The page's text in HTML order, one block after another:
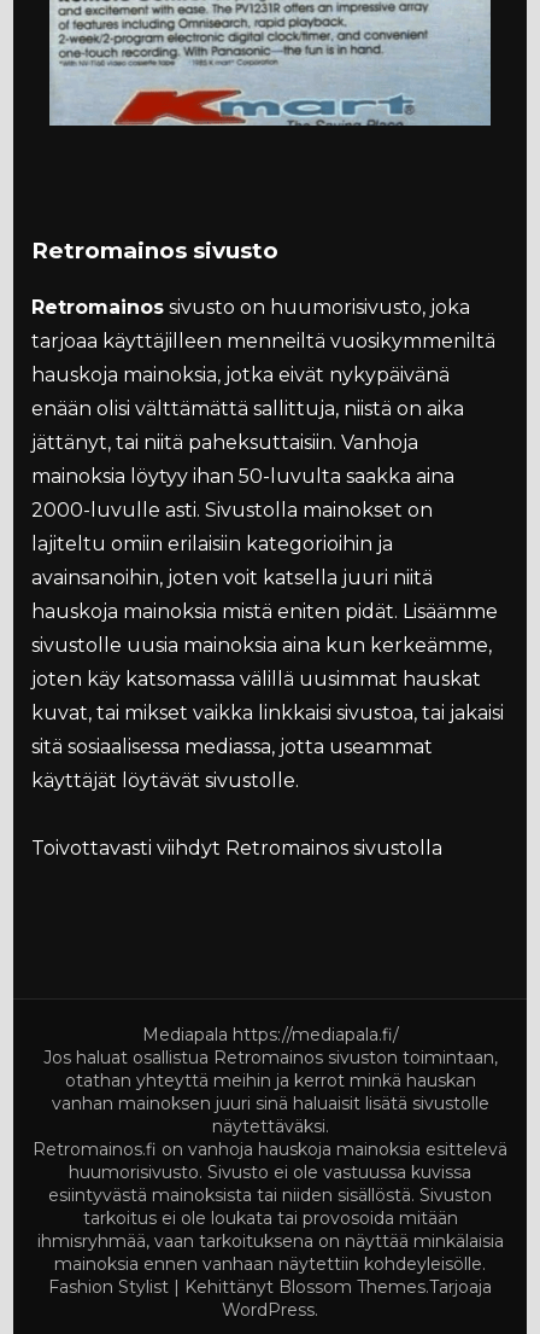
Retromainos sivusto
Retromainos sivusto on huumorisivusto, joka
tarjoaa käyttäjilleen menneiltä vuosikymmeniltä
hauskoja mainoksia, jotka eivät nykypäivänä
enään olisi välttämättä sallittuja, niistä on aika
jättänyt, tai niitä paheksuttaisiin. Vanhoja
mainoksia löytyy ihan 50-luvulta saakka aina
2000-luvulle asti. Sivustolla mainokset on
lajiteltu omiin erilaisiin kategorioihin ja
avainsanoihin, joten voit katsella juuri niitä
hauskoja mainoksia mistä eniten pidät. Lisäämme
sivustolle uusia mainoksia aina kun kerkeämme,
joten käy katsomassa välillä uusimmat hauskat
kuvat, tai mikset vaikka linkkaisi sivustoa, tai jakaisi
sitä sosiaalisessa mediassa, jotta useammat
käyttäjät löytävät sivustolle.
Toivottavasti viihdyt Retromainos sivustolla
Mediapala https://mediapala.fi/
Jos haluat osallistua Retromainos sivuston toimintaan,
otathan yhteyttä meihin ja kerrot minkä hauskan
vanhan mainoksen juuri sinä haluaisit lisätä sivustolle
näytettäväksi.
Retromainos.fi on vanhoja hauskoja mainoksia esittelevä
huumorisivusto. Sivusto ei ole vastuussa kuvissa
esiintyvästä mainoksista tai niiden sisällöstä. Sivuston
tarkoitus ei ole loukata tai provosoida mitään
ihmisryhmää, vaan tarkoituksena on näyttää minkälaisia
mainoksia ennen vanhaan näytettiin kohdeyleisölle.
Fashion Stylist | Kehittänyt Blossom Themes.Tarjoaja
WordPress.